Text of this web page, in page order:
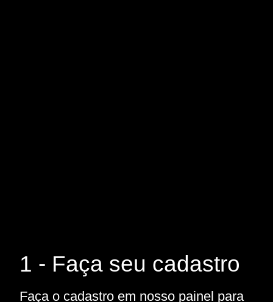
1 - Faça seu cadastro
Faça o cadastro em nosso painel para